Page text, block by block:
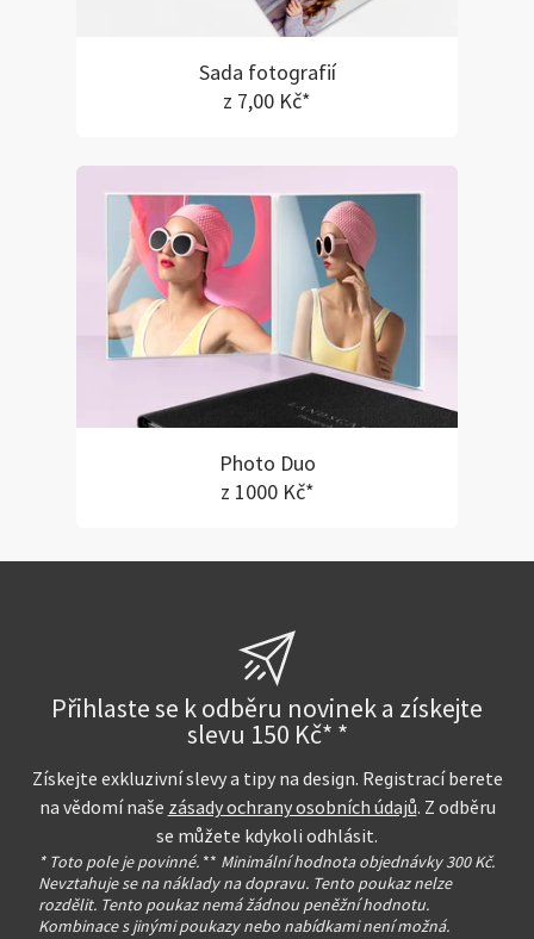
Sada fotografií
z 7,00 Kč*
Photo Duo
z 1000 Kč*
Přihlaste se k odběru novinek a získejte
slevu 150 Kč* *
Získejte exkluzivní slevy a tipy na design. Registrací berete
na vědomí naše zásady ochrany osobních údajů. Z odběru
se můžete kdykoli odhlásit.
* Toto pole je povinné. ** Minimální hodnota objednávky 300 Kč.
Nevztahuje se na náklady na dopravu. Tento poukaz nelze
rozdělit. Tento poukaz nemá žádnou peněžní hodnotu.
Kombinace s jinými poukazy nebo nabídkami není možná.